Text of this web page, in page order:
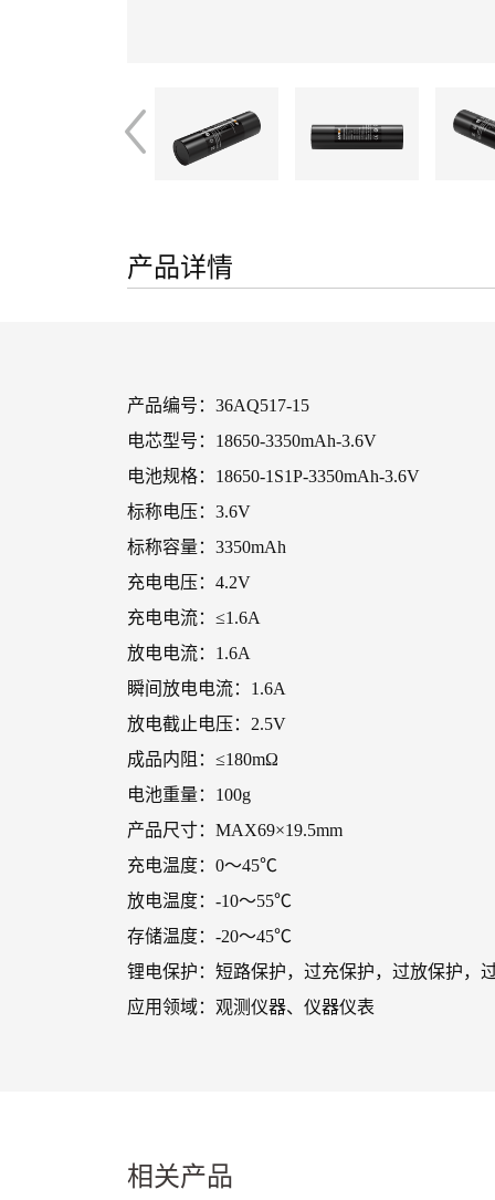
产品详情
产品编号：36AQ517-15
电芯型号：18650-3350mAh-3.6V
电池规格：18650-1S1P-3350mAh-3.6V
标称电压：3.6V
标称容量：3350mAh
充电电压：4.2V
充电电流：≤1.6A
放电电流：1.6A
瞬间放电电流：1.6A
放电截止电压：2.5V
成品内阻：≤180mΩ
电池重量：100g
产品尺寸：MAX69×19.5mm
充电温度：0～45℃
放电温度：-10～55℃
存储温度：-20～45℃
锂电保护：短路保护，过充保护，过放保护，
应用领域：观测仪器、仪器仪表
相关产品